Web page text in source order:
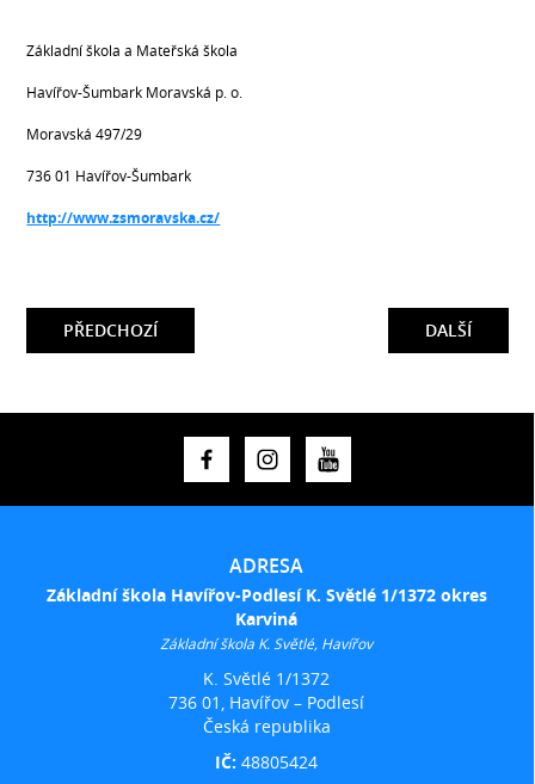
Základní škola a Mateřská škola
Havířov-Šumbark Moravská p. o.
Moravská 497/29
736 01 Havířov-Šumbark
http://www.zsmoravska.cz/
DALŠÍ
PŘEDCHOZÍ
ADRESA
Základní škola Havířov-Podlesí K. Světlé 1/1372 okres
Karviná
Základní škola K. Světlé, Havířov
K. Světlé 1/1372
736 01, Havířov – Podlesí
Česká republika
IČ:48805424